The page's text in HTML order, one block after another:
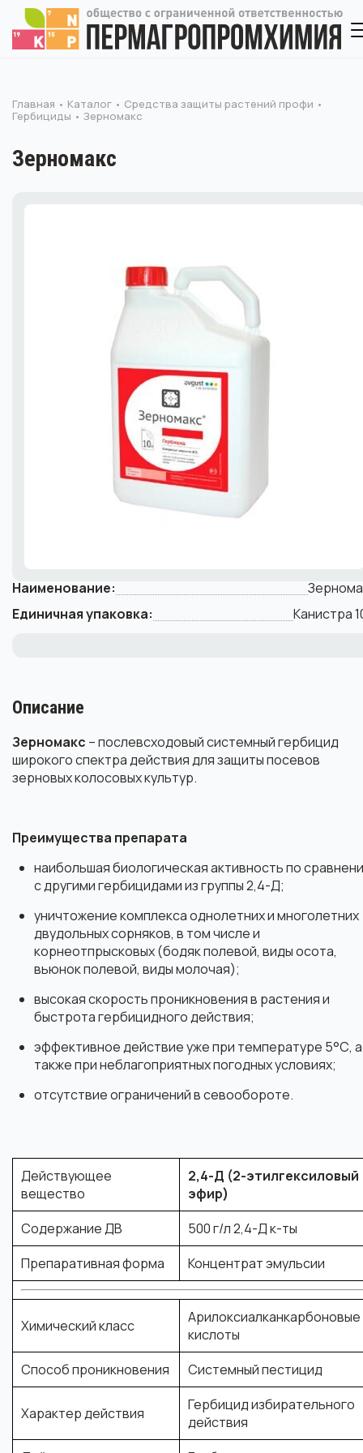
Главная Каталог
Средства защиты растений профи
Гербициды
Зерномакс
Зерномакс
Наименование:
Единичная упаковка:
Канистра
Описание
Зерномакс – послевсходовый системный гербицид
широкого спектра действия для защиты посевов
зерновых колосовых культур.
Преимущества препарата
наибольшая биологическая активность по
с другими гербицидами из группы 2,4-Д;
уничтожение комплекса однолетних и многолетних
двудольных сорняков, в том числе и
корнеотпрысковых (бодяк полевой, виды осота,
вьюнок полевой, виды молочая);
высокая скорость проникновения в растения и
быстрота гербицидного действия;
эффективное действие уже при температуре 5°С, а
также при неблагоприятных погодных условиях;
отсутствие ограничений в севообороте.
Действующее
вещество
2,4-Д (2-этилгексиловый
эфир)
Содержание ДВ
500 г/л 2,4-Д к-ты
Препаративная форма
Концентрат эмульсии
Химический класс
Арилоксиалканкарбоновые
кислоты
Способ проникновения
Системный пестицид
Характер действия
Гербицид избирательного
действия